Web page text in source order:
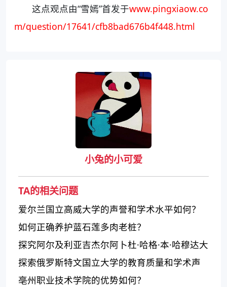
这点观点由“雪嫣”首发于www.pingxiaow.co
m/question/17641/cfb8bad676b4f448.html
小兔的小可爱
TA的相关问题
爱尔兰国立高威大学的声誉和学术水平如何？
如何正确养护蓝石莲多肉老桩？
探究阿尔及利亚吉杰尔阿卜杜·哈格·本·哈穆达大
学的教学质量和课程设置
探索俄罗斯特文国立大学的教育质量和学术声
誉
亳州职业技术学院的优势如何？